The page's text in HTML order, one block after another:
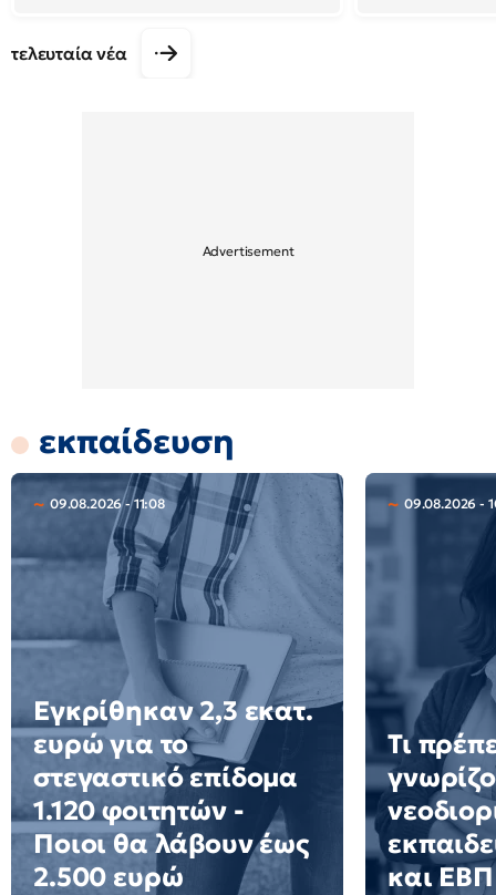
τελευταία νέα
εκπαίδευση
09.08.2026 - 11:08
Εγκρίθηκαν 2,3 εκατ.
ευρώ για το
στεγαστικό επίδομα
1.120 φοιτητών -
Ποιοι θα λάβουν έως
2.500 ευρώ
09.08.2026 -
Τι
και ΕΒΠ